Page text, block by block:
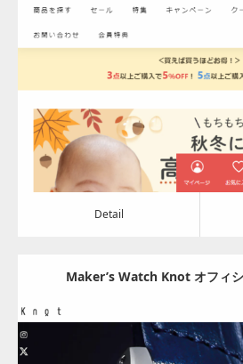
Category:その他
Detail Visit
Detail
Maker’s Watch Knot オフィ